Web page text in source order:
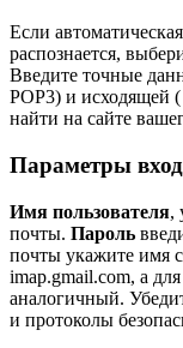
Если
распознается,
Введите точные
POP3) и исходящей
найти на сайте
Параметры
Имя пользователя,
почты. Пароль
почты укажите имя
imap.gmail.com, а
аналогичный.
и протоколы